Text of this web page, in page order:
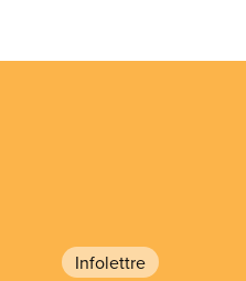
Infolettre